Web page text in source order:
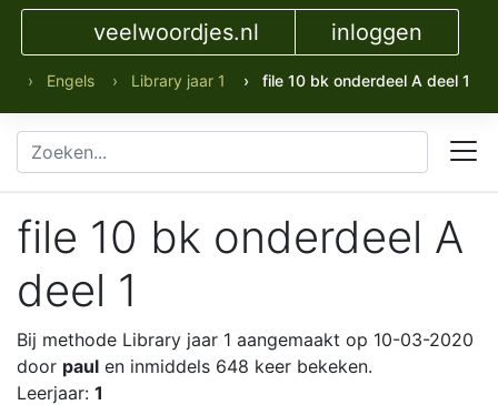
veelwoordjes.nl inloggen
› Engels › Library jaar 1 › file 10 bk onderdeel A deel 1
file 10 bk onderdeel A
deel 1
Bij methode Library jaar 1 aangemaakt op 10-03-2020
door paul en inmiddels 648 keer bekeken.
Leerjaar: 1